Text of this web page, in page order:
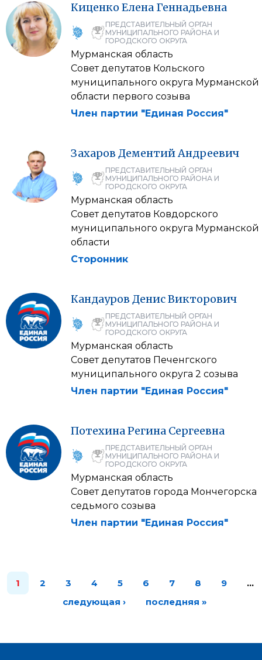
Киценко Елена Геннадьевна
ПРЕДСТАВИТЕЛЬНЫЙ ОРГАН
МУНИЦИПАЛЬНОГО РАЙОНА И
ГОРОДСКОГО ОКРУГА
Мурманская область
Совет депутатов Кольского
муниципального округа Мурманской
области первого созыва
Член партии "Единая Россия"
Захаров ДементийАндреевич
ПРЕДСТАВИТЕЛЬНЫЙ ОРГАН
МУНИЦИПАЛЬНОГО РАЙОНА И
ГОРОДСКОГО ОКРУГА
Мурманская область
Совет депутатов Ковдорского
муниципального округа Мурманской
области
Сторонник
Кандауров ДенисВикторович
ПРЕДСТАВИТЕЛЬНЫЙ ОРГАН
МУНИЦИПАЛЬНОГО РАЙОНА И
ГОРОДСКОГО ОКРУГА
Мурманская область
Совет депутатов Печенгского
муниципального округа 2 созыва
Член партии "Единая Россия"
ПотехинаРегина Сергеевна
ПРЕДСТАВИТЕЛЬНЫЙ ОРГАН
МУНИЦИПАЛЬНОГО РАЙОНА И
ГОРОДСКОГО ОКРУГА
Мурманская область
Совет депутатов города Мончегорска
седьмого созыва
Член партии "Единая Россия"
1 2 3 4 5 6 7 8 9
…
следующая ›
последняя »